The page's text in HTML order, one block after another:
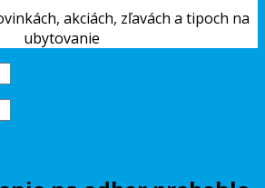
akciách, zľavách a tipoch na
ubytovanie